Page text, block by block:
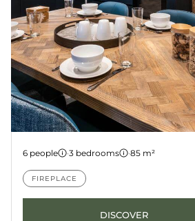
6 people ·3 bedrooms ·85 m²
FIREPLACE
DISCOVER